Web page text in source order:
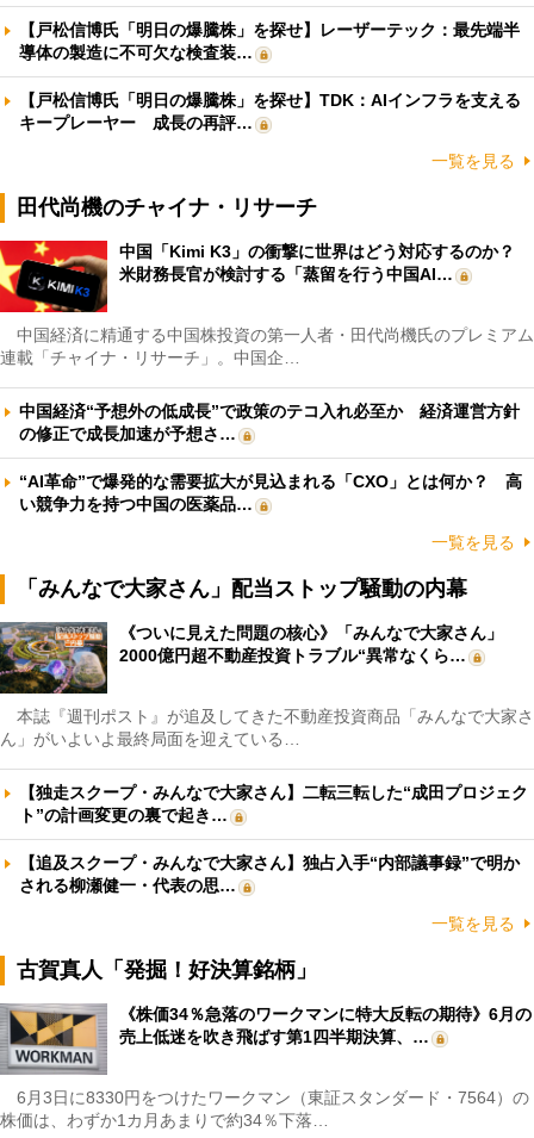
【戸松信博氏「明日の爆騰株」を探せ】レーザーテック：最先端半
導体の製造に不可欠な検査装…
【戸松信博氏「明日の爆騰株」を探せ】TDK：AIインフラを支える
キープレーヤー 成長の再評…
一覧を見る
田代尚機のチャイナ・リサーチ
中国「Kimi K3」の衝撃に世界はどう対応するのか？
米財務長官が検討する「蒸留を行う中国AI…
中国経済に精通する中国株投資の第一人者・田代尚機氏のプレミアム
連載「チャイナ・リサーチ」。中国企…
中国経済“予想外の低成長”で政策のテコ入れ必至か 経済運営方針
の修正で成長加速が予想さ…
“AI革命”で爆発的な需要拡大が見込まれる「CXO」とは何か？ 高
い競争力を持つ中国の医薬品…
一覧を見る
「みんなで大家さん」配当ストップ騒動の内幕
《ついに見えた問題の核心》「みんなで大家さん」
2000億円超不動産投資トラブル“異常なくら…
本誌『週刊ポスト』が追及してきた不動産投資商品「みんなで大家さ
ん」がいよいよ最終局面を迎えている…
【独走スクープ・みんなで大家さん】二転三転した“成田プロジェク
ト”の計画変更の裏で起き…
【追及スクープ・みんなで大家さん】独占入手“内部議事録”で明か
される柳瀬健一・代表の思…
一覧を見る
古賀真人「発掘！好決算銘柄」
《株価34％急落のワークマンに特大反転の期待》6月の
売上低迷を吹き飛ばす第1四半期決算、…
6月3日に8330円をつけたワークマン（東証スタンダード・7564）の
株価は、わずか1カ月あまりで約34％下落…